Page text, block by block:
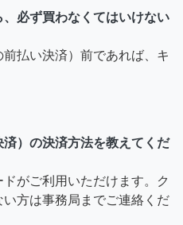
必ず買わなくてはいけない
払い決済）前であれば、キ
）の決済方法を教えてくだ
がご利用いただけます。ク
方は事務局までご連絡くだ